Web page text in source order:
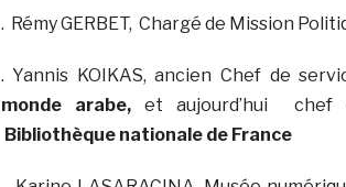
. Rémy GERBET, Chargé de Mission
. Yannis KOIKAS, ancien Chef de
monde arabe, et aujourd’hui chef
Bibliothèque nationale de France